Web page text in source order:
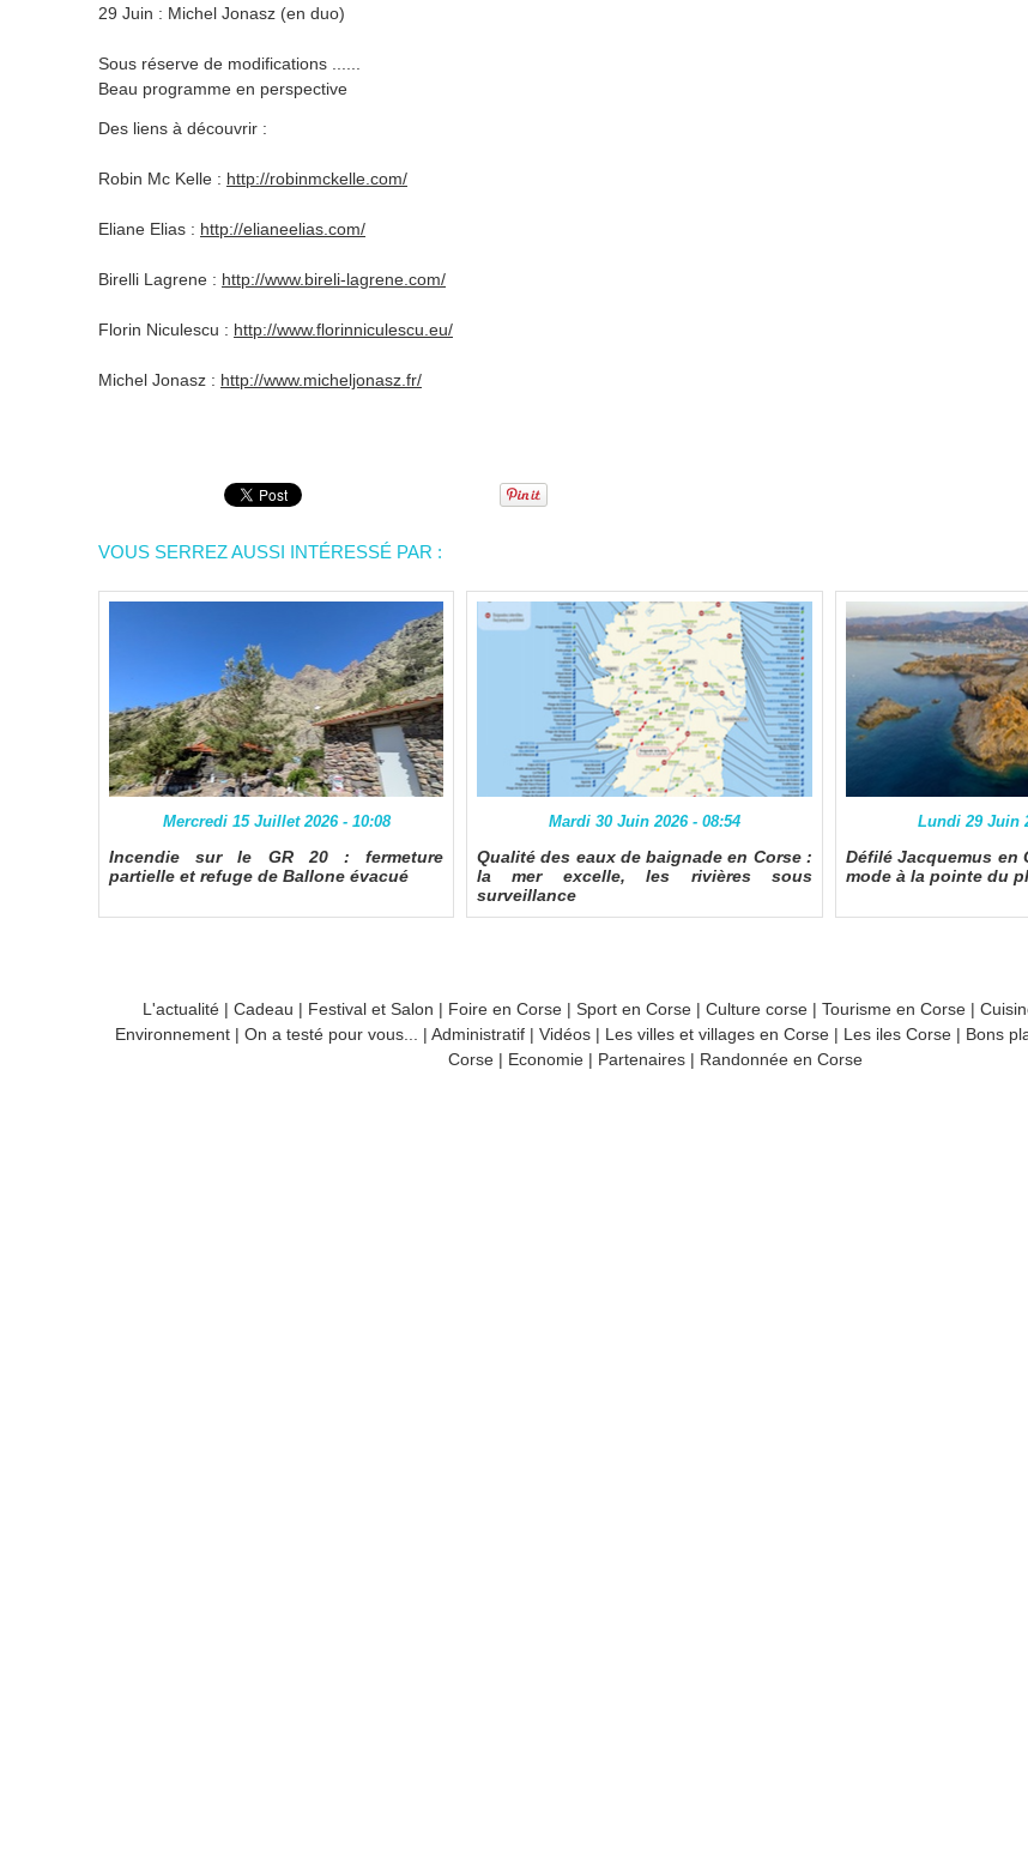
29 Juin : Michel Jonasz (en duo)
Sous réserve de modifications ......
Beau programme en perspective
Des liens à découvrir :
Robin Mc Kelle : http://robinmckelle.com/
Eliane Elias : http://elianeelias.com/
Birelli Lagrene : http://www.bireli-lagrene.com/
Florin Niculescu : http://www.florinniculescu.eu/
Michel Jonasz : http://www.micheljonasz.fr/
VOUS SERREZ AUSSI INTÉRESSÉ PAR :
Mercredi 15 Juillet 2026 - 10:08
Incendie sur le GR 20 : fermeture
partielle et refuge de Ballone évacué
Mardi 30 Juin 2026 - 08:54
Qualité des eaux de baignade en Corse :
la mer excelle, les rivières sous
surveillance
Lundi 29 Juin
Défilé Jacquemus en
mode à la pointe du
L'actualité | Cadeau | Festival et Salon | Foire en Corse | Sport en Corse | Culture corse | Tourisme en Corse |
Environnement | On a testé pour vous... | Administratif | Vidéos | Les villes et villages en Corse | Les iles Corse | Bons
Corse | Economie | Partenaires | Randonnée en Corse